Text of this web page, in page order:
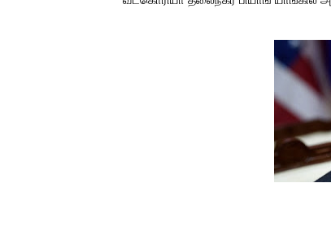
பிரிட்டனால்
வர்ராரு...வர்ராரு...
கைது செய்யப்பட்ட
தடுப்பூசியை பெற்றுக்